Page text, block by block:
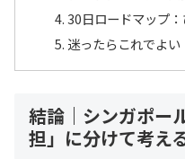
30日ロードマップ
迷ったらこれでよ
結論｜シンガポー
担」に分けて考え